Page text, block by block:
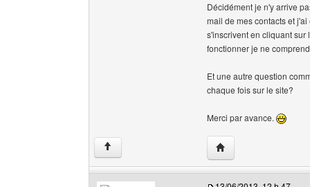
Décidément je n'y arrive
mail de mes contacts et
s'inscrivent en cliquant sur
fonctionner je ne
Et une autre question
chaque fois sur le site?
Merci par avance.
↑ Visiter le site web